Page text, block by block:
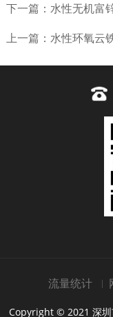
下一篇：水性无机富
上一篇：水性环氧云
流量统计
Copyright © 2021 深圳